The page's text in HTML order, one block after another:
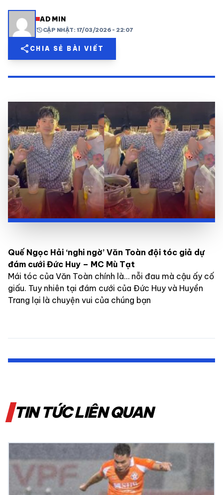
share mailADMIN
historyCẬP NHẬT: 17/03/2026 - 22:07
share CHIA SẺ BÀI VIẾT
Quế Ngọc Hải ‘nghi ngờ’ Văn Toàn đội tóc giả dự
đám cưới Đức Huy – MC Mù Tạt
Mái tóc của Văn Toàn chính là… nỗi đau mà cậu ấy cố
giấu. Tuy nhiên tại đám cưới của Đức Huy và Huyền
Trang lại là chuyện vui của chúng bạn
TIN TỨC LIÊN QUAN